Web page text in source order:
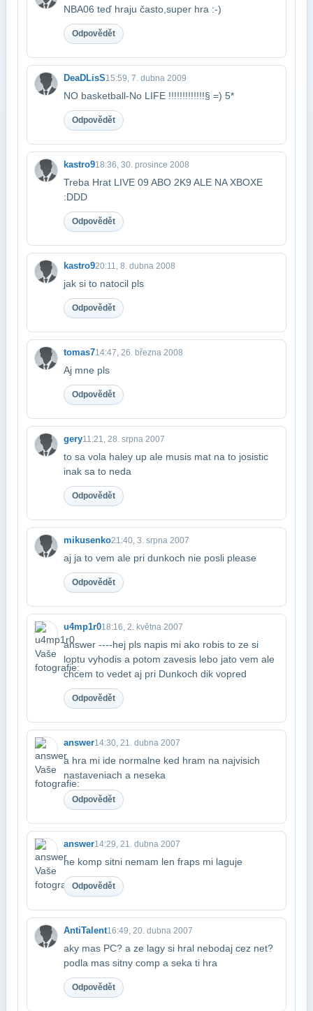
NBA06 teď hraju často,super hra :-)
Odpovědět
DeaDLisS15:59, 7. dubna 2009
NO basketball-No LIFE !!!!!!!!!!!!!§ =) 5*
Odpovědět
kastro918:36, 30. prosince 2008
Treba Hrat LIVE 09 ABO 2K9 ALE NA XBOXE
:DDD
Odpovědět
kastro920:11, 8. dubna 2008
jak si to natocil pls
Odpovědět
tomas714:47, 26. března 2008
Aj mne pls
Odpovědět
gery11:21, 28. srpna 2007
to sa vola haley up ale musis mat na to josistic
inak sa to neda
Odpovědět
mikusenko21:40, 3. srpna 2007
aj ja to vem ale pri dunkoch nie posli please
Odpovědět
u4mp1r018:16, 2. května 2007
answer ----hej pls napis mi ako robis to ze si
loptu vyhodis a potom zavesis lebo ja​to vem ale
chcem to vedet aj pri Dunkoch dik vopred
Odpovědět
answer14:30, 21. dubna 2007
a hra mi ide normalne ked hram na najvisich
nastaveniach a neseka
Odpovědět
answer14:29, 21. dubna 2007
ne komp sitni nemam len fraps mi laguje
Odpovědět
AntiTalent16:49, 20. dubna 2007
aky mas PC? a ze lagy si hral nebodaj cez net?
podla mas sitny comp a seka ti hra
Odpovědět